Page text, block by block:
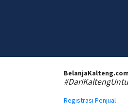
BelanjaKalteng.com
Registrasi Penjual